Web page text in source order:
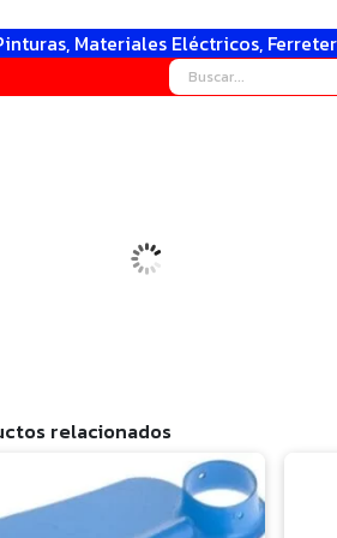
Materiales Eléctricos,
relacionados